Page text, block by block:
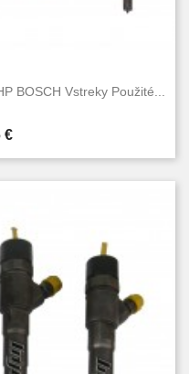
BOSCH Vstreky Použité...
€